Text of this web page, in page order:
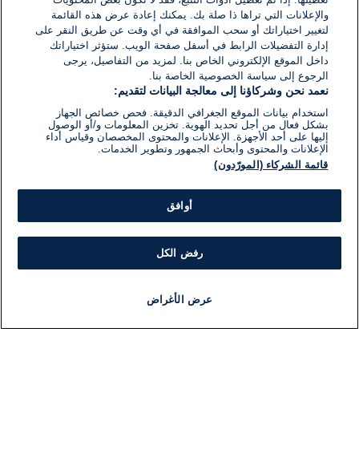
هذه المراجعة الدستورية التي أعلن عنها بوتين بصورة
مفاجئة في كانون الثاني/يناير، هي الأولى منذ إقرار
الدستور سنة 1993 كما أنها تصنف على نطاق واسع على
أنها مسعى لتحضير فترة ما بعد 2024 موعد انتهاء آخر
ولاياته الرئاسية. وكان بوتين نفى قبل أيام أن تكون هذه
الإصلاحات لتعزيز موقعه بعد نهاية ولايته، قائلا إن "لا
علاقة لي بهذا الأمر". وأضاف "نقترح تعديلات ليس
لخمس سنوات أو عشر، لكن لثلاثين أو خمسين عاما على
الأقل".
تلقت هذه المقالة 0 تعليق
اضف تعليق
والإعلانات التي تراها ذا صلة بك. يمكنك إعادة عرض هذه القائمة
لتغيير اختياراتك أو سحب الموافقة في أي وقت عن طريق النقر على
إدارة التفضيلات الرابط في أسفل صفحة الويب. ستؤثر اختياراتك
داخل الموقع الإلكتروني الخاص بنا. لمزيد من التفاصيل، يرجى
الرجوع إلى سياسة الخصوصية الخاصة بنا.
نعمد نحن وشركاؤنا إلى معالجة البيانات لتقديم:
استخدام بيانات الموقع الجغرافي الدقيقة. فحص خصائص الجهاز
بشكل فعال من أجل تحديد الهوية. تخزين المعلومات و/أو الوصول
إليها على أحد الأجهزة. الإعلانات والمحتوى المخصصان وقياس أداء
الإعلانات والمحتوى وأبحاث الجمهور وتطوير الخدمات.
قائمة الشركاء (المورّدون)
أوافق
رفض الكل
عرض الأغراض